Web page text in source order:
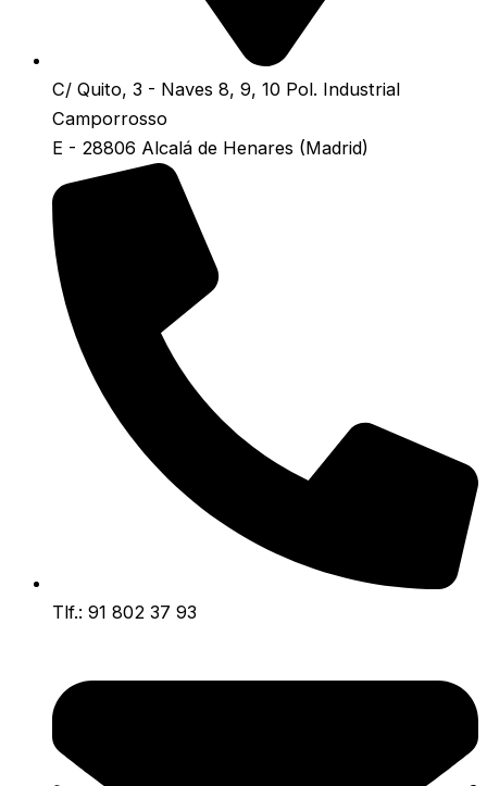
C/ Quito, 3 - Naves 8, 9, 10 Pol. Industrial
Camporrosso
E - 28806 Alcalá de Henares (Madrid)
Tlf.: 91 802 37 93